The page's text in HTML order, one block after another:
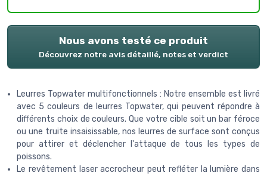
Nous avons testé ce produit
Découvrez notre avis détaillé, notes et verdict
Leurres Topwater multifonctionnels : Notre ensemble est livré
avec 5 couleurs de leurres Topwater, qui peuvent répondre à
différents choix de couleurs. Que votre cible soit un bar féroce
ou une truite insaisissable, nos leurres de surface sont conçus
pour attirer et déclencher l'attaque de tous les types de
poissons.
Le revêtement laser accrocheur peut refléter la lumière dans